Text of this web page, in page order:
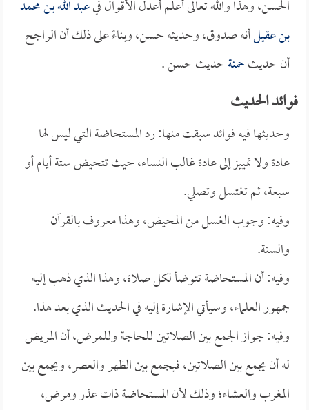
الحسن، وهذا والله تعالى أعلم أعدل الأقوال فيعبد الله بن محمد
بن عقيلأنه صدوق، وحديثه حسن، وبناءً على ذلك أن الراجح
أن حديثحمنةحديث حسن .
فوائد الحديث
وحديثها فيه فوائد سبقت منها: رد المستحاضة التي ليس لها
عادة ولا تمييز إلى عادة غالب النساء، حيث تتحيض ستة أيام أو
سبعة، ثم تغتسل وتصلي.
وفيه: وجوب الغسل من المحيض، وهذا معروف بالقرآن
والسنة.
وفيه: أن المستحاضة تتوضأ لكل صلاة، وهذا الذي ذهب إليه
جمهور العلماء، وسيأتي الإشارة إليه في الحديث الذي بعد هذا.
وفيه: جواز الجمع بين الصلاتين للحاجة وللمرض، أن المريض
له أن يجمع بين الصلاتين، فيجمع بين الظهر والعصر، ويجمع بين
المغرب والعشاء؛ وذلك لأن المستحاضة ذات عذر ومرض،